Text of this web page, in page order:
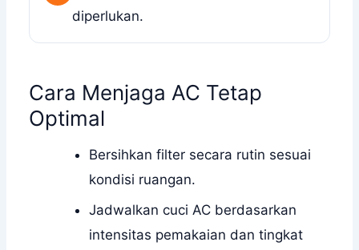
diperlukan.
Cara Menjaga AC Tetap
Optimal
Bersihkan filter secara rutin sesuai
kondisi ruangan.
Jadwalkan cuci AC berdasarkan
intensitas pemakaian dan tingkat